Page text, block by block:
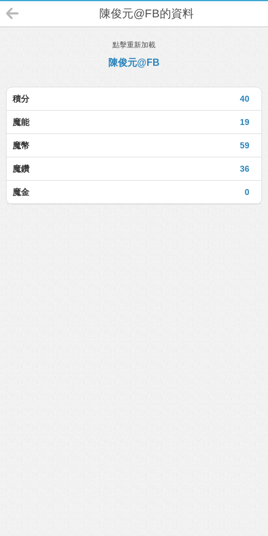
陳俊元@FB的資料
點擊重新加載
陳俊元@FB
40
積分
19
魔能
59
魔幣
36
魔鑽
0
魔金